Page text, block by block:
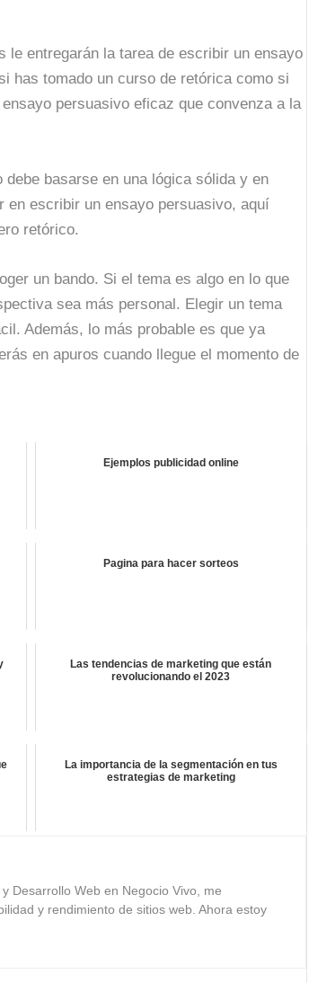
le entregarán la tarea de escribir un ensayo
has tomado un curso de retórica como si
persuasivo eficaz que convenza a la
basarse en una lógica sólida y en
en escribir un ensayo persuasivo, aquí
retórico.
un bando. Si el tema es algo en lo que
sea más personal. Elegir un tema
Además, lo más probable es que ya
en apuros cuando llegue el momento de
Ejemplos publicidad online
Pagina para hacer sorteos
Las tendencias de marketing que están
revolucionando el 2023
La importancia de la segmentación en tus
estrategias de marketing
Desarrollo Web en Negocio Vivo, me
y rendimiento de sitios web. Ahora estoy